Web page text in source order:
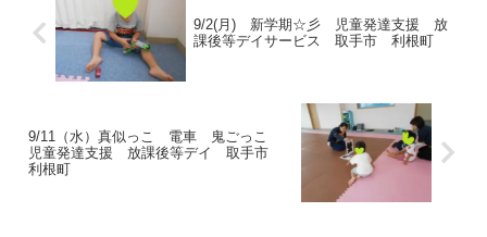
9/2(月) 新学期☆彡 児童発達支援 放
課後等デイサービス 取手市 利根町
9/11（水）真似っこ 電車 鬼ごっこ
児童発達支援 放課後等デイ 取手市
利根町